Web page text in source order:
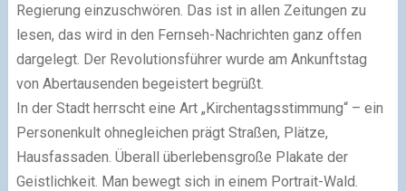
Regierung einzuschwören. Das ist in allen Zeitungen zu
lesen, das wird in den Fernseh-Nachrichten ganz offen
dargelegt. Der Revolutionsführer wurde am Ankunftstag
von Abertausenden begeistert begrüßt.
In der Stadt herrscht eine Art „Kirchentagsstimmung“ – ein
Personenkult ohnegleichen prägt Straßen, Plätze,
Hausfassaden. Überall überlebensgroße Plakate der
Geistlichkeit. Man bewegt sich in einem Portrait-Wald.